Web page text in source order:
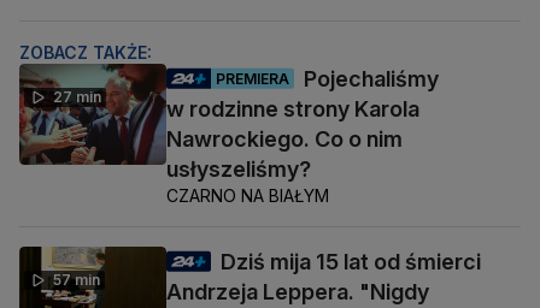
ZOBACZ TAKŻE:
27 min
PREMIERA
Pojechaliśmy
w rodzinne strony Karola
Nawrockiego. Co o nim
usłyszeliśmy?
CZARNO NA BIAŁYM
57 min
Dziś mija 15 lat od śmierci
Andrzeja Leppera. "Nigdy